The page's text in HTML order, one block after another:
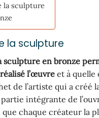
la sculpture
la sculpture
sculpture en bronze
l’œuvre et à quelle
de l’artiste qui a créé
intégrante de
chaque créateur la